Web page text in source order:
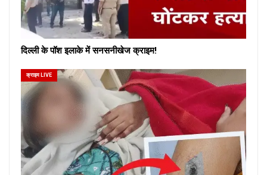
दिल्ली के पॉश इलाके में सनसनीखेज क्राइम!
क्राइम LIVE